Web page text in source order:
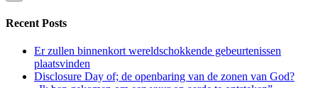
Recent Posts
Er zullen binnenkort wereldschokkende gebeurtenissen
plaatsvinden
Disclosure Day of; de openbaring van de zonen van God?